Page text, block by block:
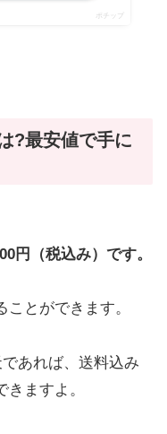
ポチップ
?最安値で手に
円（税込み）です。
とができます。
あれば、送料込み
ますよ。